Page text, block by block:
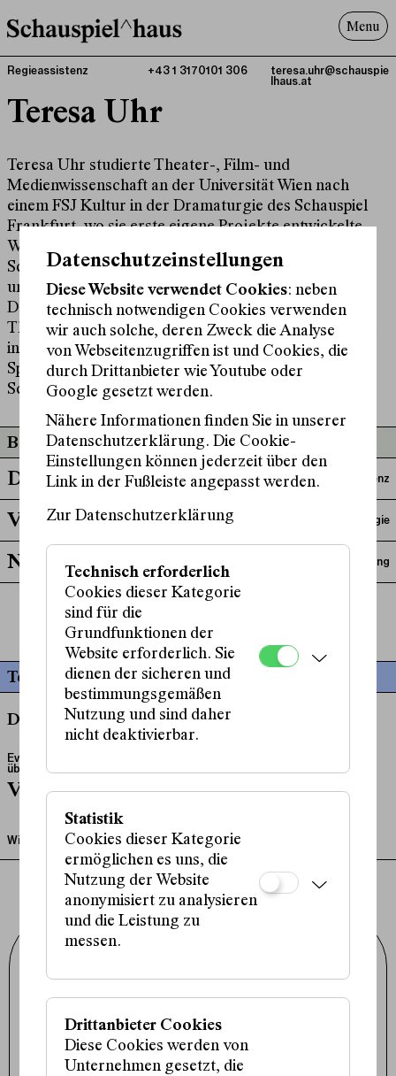
Menu
Programm
Suche
Regieassistenz +43 1 3170101 306
teresa.uhr@schauspie
lhaus.at
Teresa Uhr
Teresa Uhr studierte Theater-, Film- und
Medienwissenschaft an der Universität Wien nach
einem FSJ Kultur in der Dramaturgie des Schauspiel
Frankfurt, wo sie erste eigene Projekte entwickelte.
Währenddessen absolvierte sie Hospitanzen am
Schauspiel Frankfurt und dem Volkstheater Wien,
unter anderem bei Jan-Christoph Gockel und Nuran
David Calis. Danach folgten Regieassistenzen am
Theater Magdeburg, am Max Reinhardt Seminar und
in der Musiktheaterabteilung der MDW. Seit der
Spielzeit 2025/26 ist sie als Regieassistenz am
Schauspielhaus Wien.
Beteiligt an
Das Ende ist nah Regieassistenz
Verbranntes Land Abendregie
Nachtschicht Einrichtung
Termine
Donnerstag, 11. Februar, 20:00 Uhr
Eve Leigh
übersetzt von
Verbranntes Land
(Salty Irina)
Wiederaufnahme!
1090 Wien
Impressum / Datenschutz
Presse / Downloads
Cookie-Einstellungen
Datenschutzeinstellungen
Diese Website verwendet Cookies: neben
technisch notwendigen Cookies verwenden
wir auch solche, deren Zweck die Analyse
von Webseitenzugriffen ist und Cookies, die
durch Drittanbieter wie Youtube oder
Google gesetzt werden.
Nähere Informationen finden Sie in unserer
Datenschutzerklärung. Die Cookie-
Einstellungen können jederzeit über den
Link in der Fußleiste angepasst werden.
Zur Datenschutzerklärung
Technisch erforderlich
Cookies dieser Kategorie
sind für die
Grundfunktionen der
Website erforderlich. Sie
dienen der sicheren und
bestimmungsgemäßen
Nutzung und sind daher
nicht deaktivierbar.
Statistik
Cookies dieser Kategorie
ermöglichen es uns, die
Nutzung der Website
anonymisiert zu analysieren
und die Leistung zu
messen.
Drittanbieter Cookies
Diese Cookies werden von
Unternehmen gesetzt, die